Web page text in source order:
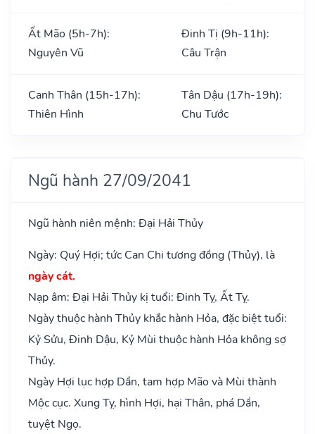
Ất Mão (5h-7h):
Nguyên Vũ
Đinh Tị (9h-11h):
Câu Trận
Canh Thân (15h-17h):
Thiên Hình
Tân Dậu (17h-19h):
Chu Tước
Ngũ hành 27/09/2041
Ngũ hành niên mệnh: Đại Hải Thủy
Ngày: Quý Hợi; tức Can Chi tương đồng (Thủy), là
ngày cát.
Nạp âm: Đại Hải Thủy kị tuổi: Đinh Tỵ, Ất Tỵ.
Ngày thuộc hành Thủy khắc hành Hỏa, đặc biệt tuổi:
Kỷ Sửu, Đinh Dậu, Kỷ Mùi thuộc hành Hỏa không sợ
Thủy.
Ngày Hợi lục hợp Dần, tam hợp Mão và Mùi thành
Mộc cục. Xung Tỵ, hình Hợi, hại Thân, phá Dần,
tuyệt Ngọ.